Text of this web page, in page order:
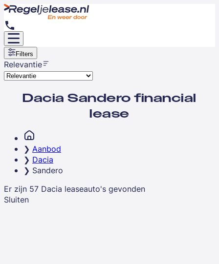
Filters
Relevantie
Dacia Sandero financial
lease
Aanbod
Dacia
Sandero
Er zijn 57 Dacia leaseauto's gevonden
Sluiten